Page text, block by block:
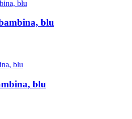
blu
blu